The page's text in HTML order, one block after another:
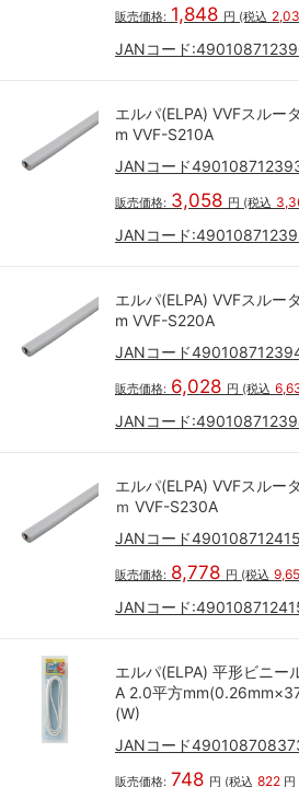
販売価格: 1,848 円 (税込
JANコード:
エルパ(ELPA) VVFスルー
m VVF-S210A
JANコード
販売価格: 3,058 円 (税込
JANコード:
エルパ(ELPA) VVFスルー
m VVF-S220A
JANコード
販売価格: 6,028 円 (税込
JANコード:
エルパ(ELPA) VVFスルー
ｍ VVF-S230A
JANコード
販売価格: 8,778 円 (税込
JANコード:
エルパ(ELPA) 平形ビニー
A 2.0平方
(W)
JANコード
販売価格: 748 円 (税込 822 円